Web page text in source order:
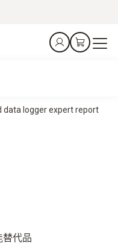
data logger expert report
替代品